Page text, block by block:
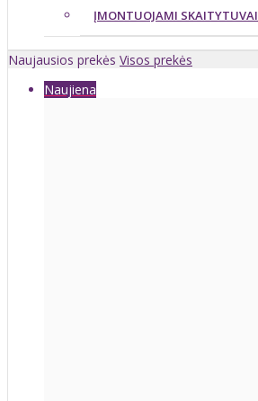
ĮMONTUOJAMI SKAITYTUVAI
Naujausios prekės Visos prekės
Naujiena